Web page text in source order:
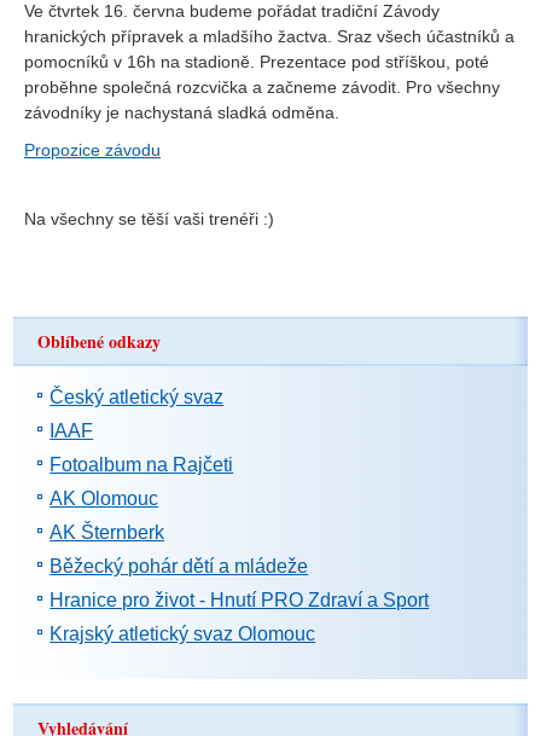
Ve čtvrtek 16. června budeme pořádat tradiční Závody
hranických přípravek a mladšího žactva. Sraz všech účastníků a
pomocníků v 16h na stadioně. Prezentace pod stříškou, poté
proběhne společná rozcvička a začneme závodit. Pro všechny
závodníky je nachystaná sladká odměna.
Propozice závodu
Na všechny se těší vaši trenéři :)
Oblíbené odkazy
Český atletický svaz
IAAF
Fotoalbum na Rajčeti
AK Olomouc
AK Šternberk
Běžecký pohár dětí a mládeže
Hranice pro život - Hnutí PRO Zdraví a Sport
Krajský atletický svaz Olomouc
Vyhledávání